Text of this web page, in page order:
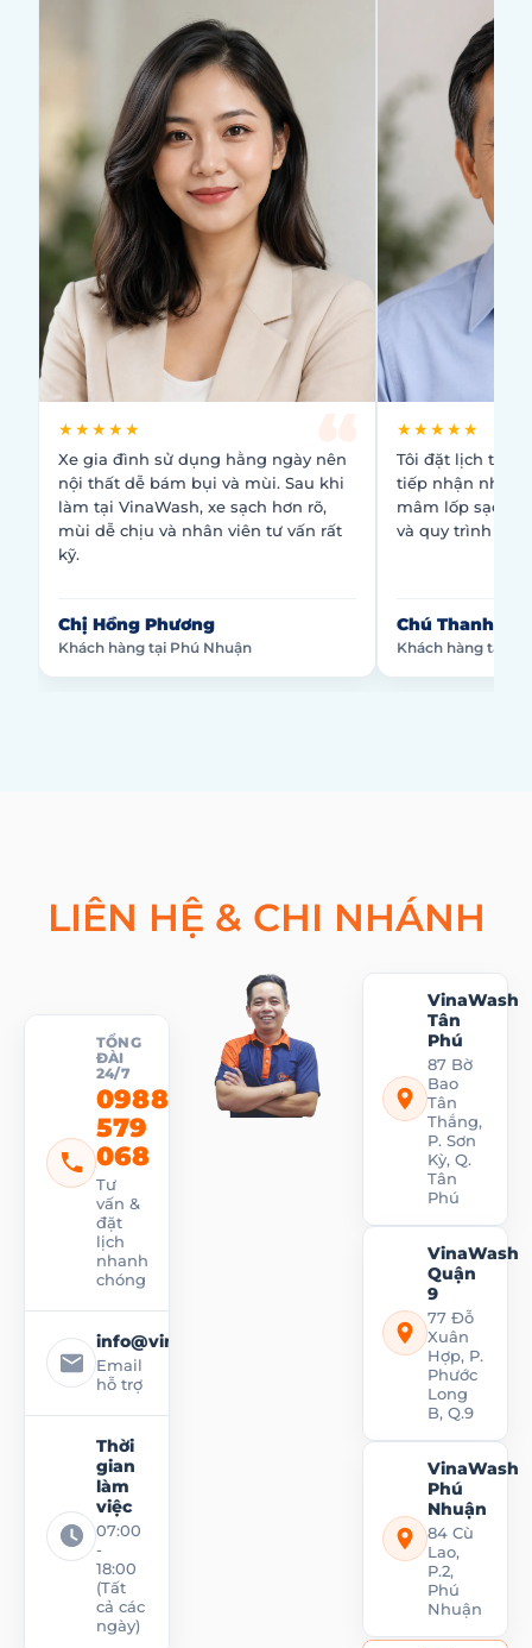
★★★★★
Xe gia đình sử dụng hằng ngày nên
nội thất dễ bám bụi và mùi. Sau khi
làm tại VinaWash, xe sạch hơn rõ,
mùi dễ chịu và nhân viên tư vấn rất
kỹ.
Chị Hồng Phương
Khách hàng tại Phú Nhuận
★★★★★
Tôi đặt lịch
tiếp nhận
mâm lốp sạch,
và quy trình làm
Chú Thanh
Khách hàng tại
LIÊN HỆ & CHI NHÁNH
TỔNG
ĐÀI
24/7
0988
579
068
Tư
vấn &
đặt
lịch
nhanh
chóng
info@vinawash.vn
Email
hỗ trợ
Thời
gian
làm
việc
07:00
-
18:00
(Tất
cả các
ngày)
VinaWash
Tân
Phú
87 Bờ
Bao
Tân
Thắng,
P. Sơn
Kỳ, Q.
Tân
Phú
VinaWash
Quận
9
77 Đỗ
Xuân
Hợp, P.
Phước
Long
B, Q.9
VinaWash
Phú
Nhuận
84 Cù
Lao,
P.2,
Phú
Nhuận